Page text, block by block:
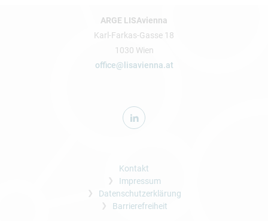
ARGE LISAvienna
Karl-Farkas-Gasse 18
1030 Wien
office@lisavienna.at
Kontakt
Impressum
Datenschutzerklärung
Barrierefreiheit